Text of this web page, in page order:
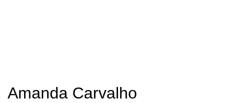
Amanda Carvalho